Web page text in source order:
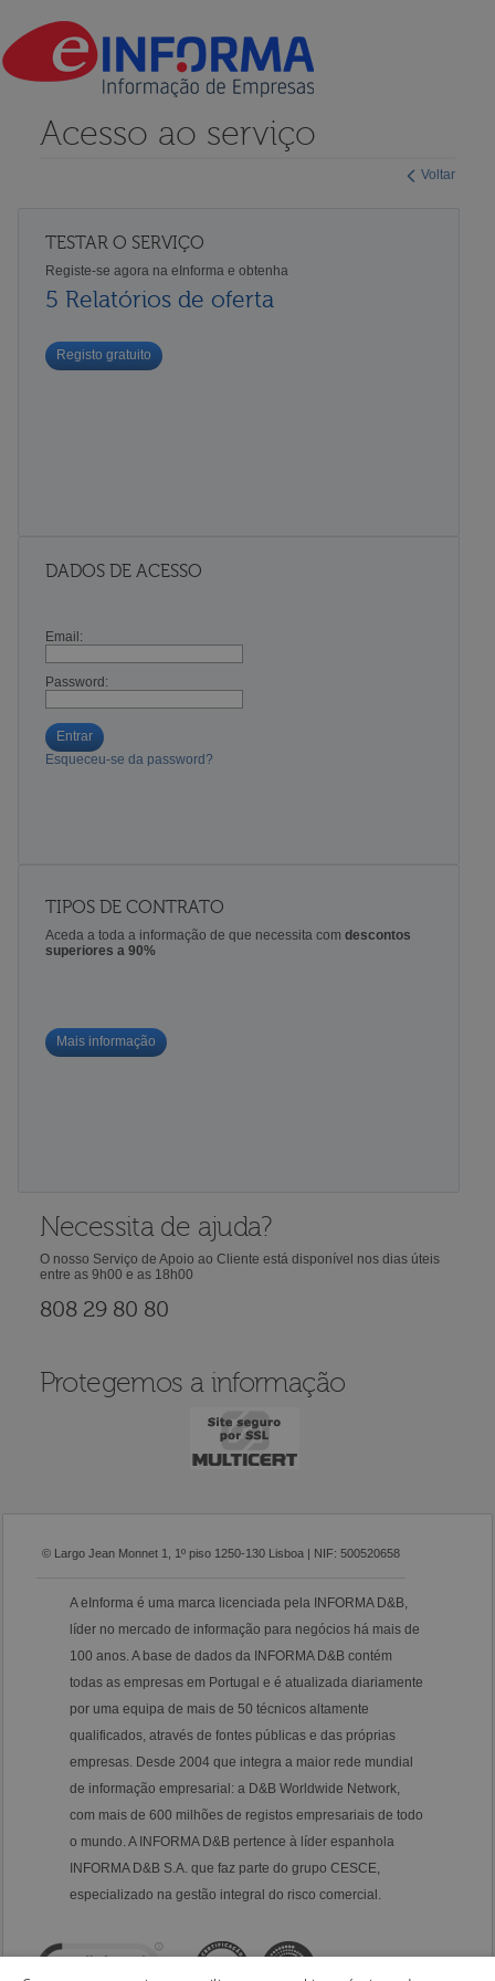
Voltar
Acesso ao serviço
TESTAR O SERVIÇO
Registe-se agora na eInforma e obtenha
5 Relatórios de oferta
Registo gratuito
DADOS DE ACESSO
Email:
Password:
Entrar
Esqueceu-se da password?
TIPOS DE CONTRATO
Aceda a toda a informação de que necessita com descontos
superiores a 90%
Mais informação
Necessita de ajuda?
O nosso Serviço de Apoio ao Cliente está disponível nos dias úteis
entre as 9h00 e as 18h00
808 29 80 80
Protegemos a informação
© Largo Jean Monnet 1, 1º piso 1250-130 Lisboa | NIF: 500520658
A eInforma é uma marca licenciada pela INFORMA D&B,
líder no mercado de informação para negócios há mais de
100 anos. A base de dados da INFORMA D&B contém
todas as empresas em Portugal e é atualizada diariamente
por uma equipa de mais de 50 técnicos altamente
qualificados, através de fontes públicas e das próprias
empresas. Desde 2004 que integra a maior rede mundial
de informação empresarial: a D&B Worldwide Network,
com mais de 600 milhões de registos empresariais de todo
o mundo. A INFORMA D&B pertence à líder espanhola
INFORMA D&B S.A. que faz parte do grupo CESCE,
especializado na gestão integral do risco comercial.